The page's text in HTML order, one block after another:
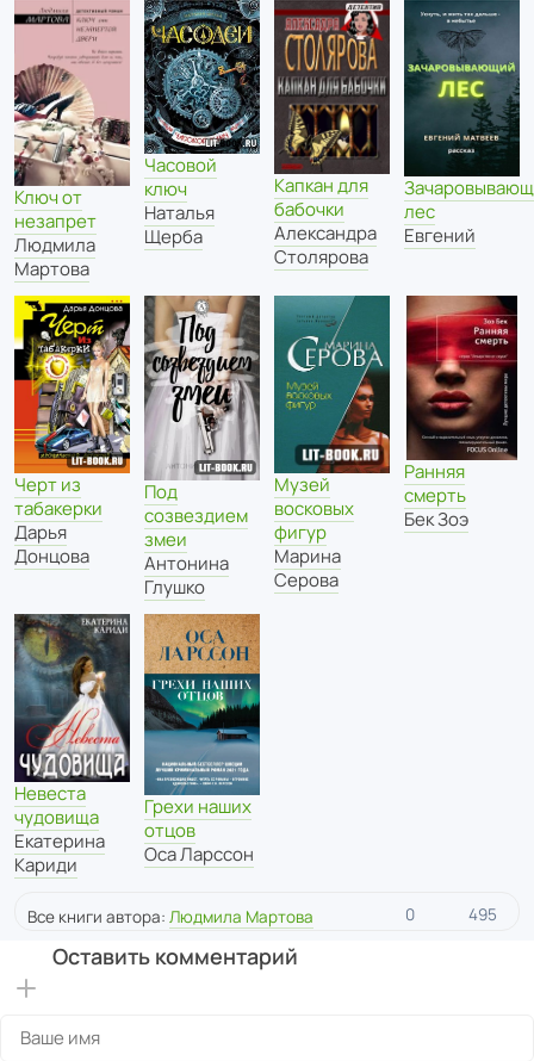
Ключ от
незапрет
Людмила
Мартова
Часовой
ключ
Наталья
Щерба
Капкан для
бабочки
Александра
Столярова
лес
Евгений
Черт из
табакерки
Дарья
Донцова
Под
созвездием
змеи
Антонина
Глушко
Музей
восковых
фигур
Марина
Серова
Ранняя
смерть
Бек Зоэ
Невеста
чудовища
Екатерина
Кариди
Грехи наших
отцов
Оса Ларссон
Все книги автора: Людмила Мартова 0 495
Оставить комментарий